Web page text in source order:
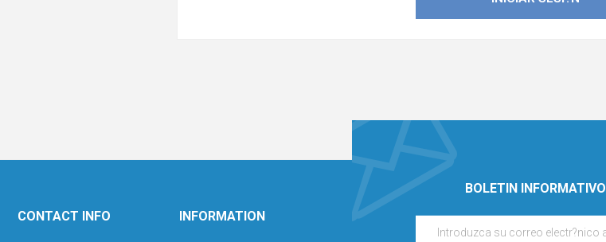
BOLETIN INFORMATIVO
CONTACT INFO
INFORMATION